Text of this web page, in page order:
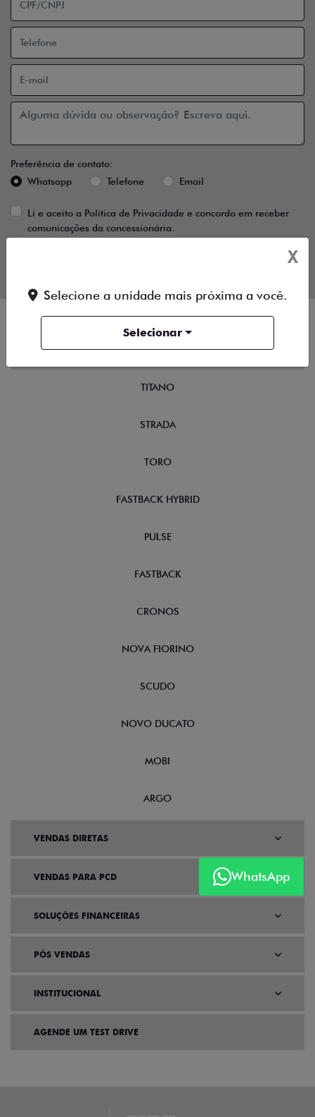
Preferência de contato:
Whatsapp
Telefone Email
Li e aceito a Política de Privacidade e concordo em receber
comunicações da concessionária.
WhatsApp
NOVOS
TITANO
STRADA
TORO
FASTBACK HYBRID
PULSE
FASTBACK
CRONOS
NOVA FIORINO
SCUDO
NOVO DUCATO
MOBI
ARGO
VENDAS DIRETAS
VENDAS PARA PCD
SOLUÇÕES FINANCEIRAS
PÓS VENDAS
INSTITUCIONAL
AGENDE UM TEST DRIVE
X
Selecione a unidade mais próxima a você.
Selecionar